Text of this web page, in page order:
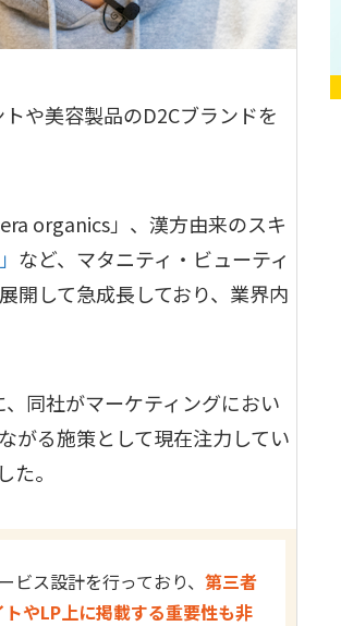
や美容製品のD2Cブランドを
organics」、漢方由来のスキ
など、マタニティ・ビューティ
開して急成長しており、業界内
同社がマーケティングにおい
がる施策として現在注力してい
。
ス設計を行っており、 第三者
やLP上に掲載する重要性も非